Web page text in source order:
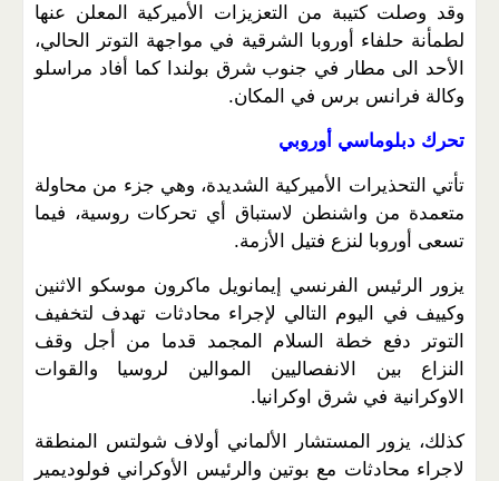
وقد وصلت كتيبة من التعزيزات الأميركية المعلن عنها
لطمأنة حلفاء أوروبا الشرقية في مواجهة التوتر الحالي،
الأحد الى مطار في جنوب شرق بولندا كما أفاد مراسلو
وكالة فرانس برس في المكان.
تحرك دبلوماسي أوروبي
تأتي التحذيرات الأميركية الشديدة، وهي جزء من محاولة
متعمدة من واشنطن لاستباق أي تحركات روسية، فيما
تسعى أوروبا لنزع فتيل الأزمة.
يزور الرئيس الفرنسي إيمانويل ماكرون موسكو الاثنين
وكييف في اليوم التالي لإجراء محادثات تهدف لتخفيف
التوتر دفع خطة السلام المجمد قدما من أجل وقف
النزاع بين الانفصاليين الموالين لروسيا والقوات
الاوكرانية في شرق اوكرانيا.
كذلك، يزور المستشار الألماني أولاف شولتس المنطقة
لاجراء محادثات مع بوتين والرئيس الأوكراني فولوديمير